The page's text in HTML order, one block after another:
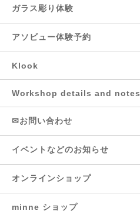
ガラス彫り体験
アソビュー体験予約
Klook
Workshop details and notes
✉お問い合わせ
イベントなどのお知らせ
オンラインショップ
minne ショップ